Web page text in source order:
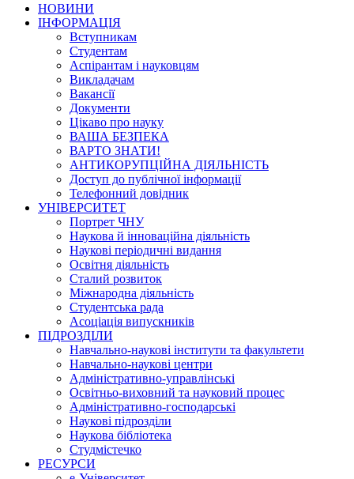
НОВИНИ
ІНФОРМАЦІЯ
Вступникам
Студентам
Аспірантам і науковцям
Викладачам
Вакансії
Документи
Цікаво про науку
ВАША БЕЗПЕКА
ВАРТО ЗНАТИ!
АНТИКОРУПЦІЙНА ДІЯЛЬНІСТЬ
Доступ до публічної інформації
Телефонний довідник
УНІВЕРСИТЕТ
Портрет ЧНУ
Наукова й інноваційна діяльність
Наукові періодичні видання
Освітня діяльність
Сталий розвиток
Міжнародна діяльність
Студентська рада
Асоціація випускників
ПІДРОЗДІЛИ
Навчально-наукові інститути та факультети
Навчально-наукові центри
Адміністративно-управлінські
Освітньо-виховний та науковий процес
Адміністративно-господарські
Наукові підрозділи
Наукова бібліотека
Студмістечко
РЕСУРСИ